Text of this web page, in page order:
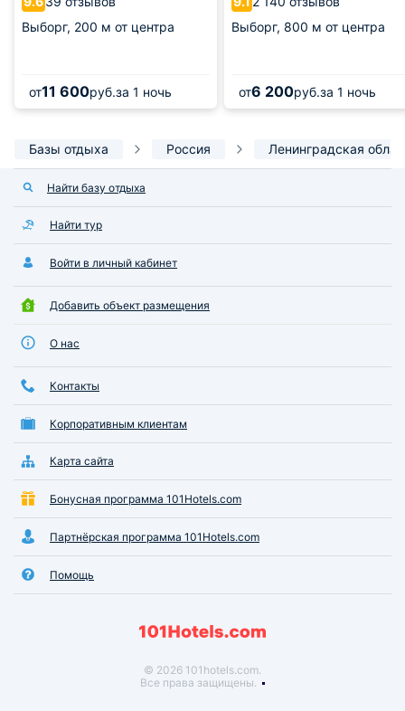
Выборг, 200 м от центра
от11 600руб.за 1 ночь
Выборг, 800 м от центра
от6 200руб.за 1 ночь
Базы отдыха Россия Ленинградская
Найти базу отдыха
Найти тур
Войти в личный кабинет
Добавить объект размещения
О нас
Контакты
Корпоративным клиентам
Карта сайта
Бонусная программа 101Hotels.com
Партнёрская программа 101Hotels.com
Помощь
© 2026 101hotels.com.
Все права защищены.